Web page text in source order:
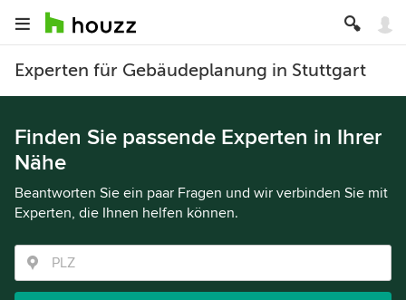
Experten für Gebäudeplanung in Stuttgart
Finden Sie passende Experten in Ihrer
Nähe
Beantworten Sie ein paar Fragen und wir verbinden Sie mit
Experten, die Ihnen helfen können.